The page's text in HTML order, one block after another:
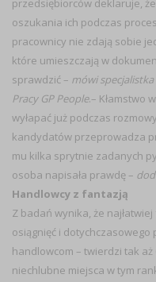
przedsiębiorców deklaruje,
oszukania ich podczas
pracownicy nie zdają sobie
które umieszczają w
sprawdzić – mówi specjalistka
Pracy GP People.– Kłamstwo
wyłapać już podczas
kandydatów przeprowadza
mu kilka sprytnie zadanych
osoba napisała prawdę –
Handlowcy z fantazją
Z badań wynika, że
osiągnięć i
handlowcom – twierdzi tak
niechlubne miejsca w tym